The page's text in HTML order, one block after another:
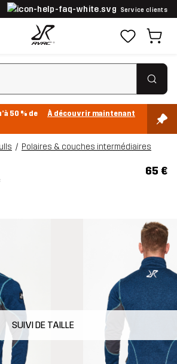
Service clients
50 % de
À découvrir maintenant
Polaires & couches intermédiaires
65 €
SUIVI DE TAILLE